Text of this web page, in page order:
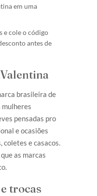
em uma
e cole o código
antes de
brasileira de
pensadas pro
e ocasiões
coletes e casacos.
as marcas
trocas